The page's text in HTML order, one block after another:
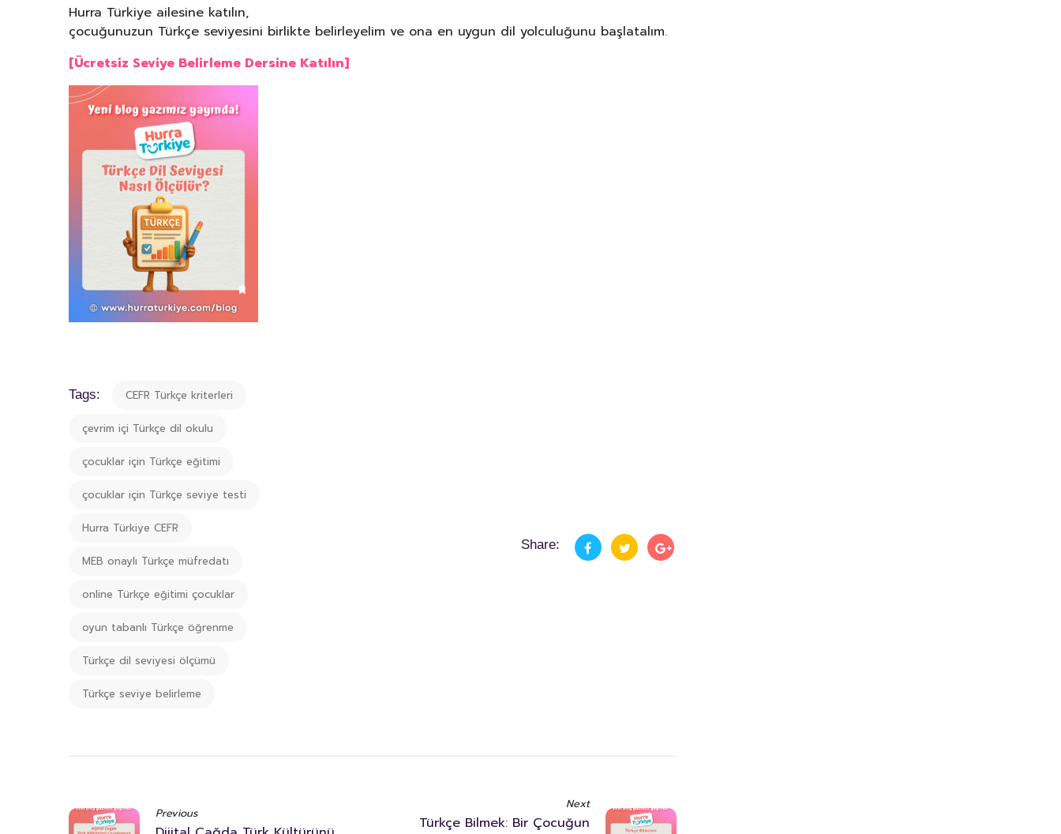
Hurra Türkiye ailesine katılın,
çocuğunuzun Türkçe seviyesini birlikte belirleyelim ve ona en uygun dil yolculuğunu başlatalım.
[Ücretsiz Seviye Belirleme Dersine Katılın]
Tags: CEFR Türkçe kriterleri
çevrim içi Türkçe dil okulu
çocuklar için Türkçe eğitimi
çocuklar için Türkçe seviye testi
Hurra Türkiye CEFR
MEB onaylı Türkçe müfredatı
online Türkçe eğitimi çocuklar
oyun tabanlı Türkçe öğrenme
Türkçe dil seviyesi ölçümü
Türkçe seviye belirleme
Share:
Previous
Next
Türkçe Bilmek: Bir Çocuğun